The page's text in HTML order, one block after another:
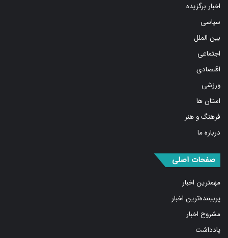
اخبار برگزیده
سیاسی
بین الملل
اجتماعی
اقتصادی
ورزشی
استان ها
فرهنگ و هنر
درباره ما
صفحات اصلی
مهمترین اخبار
پربیننده‌ترین اخبار
مشروح اخبار
یادداشت